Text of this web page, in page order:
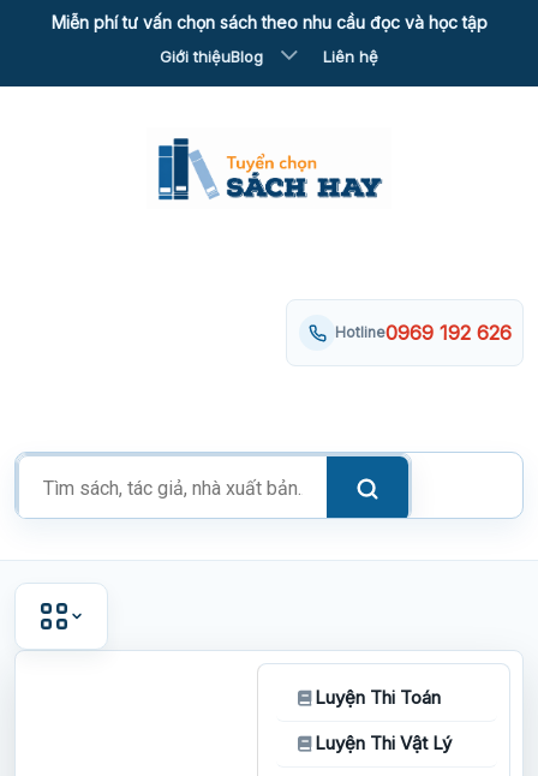
Miễn phí tư vấn chọn sách theo nhu cầu đọc và học tập
Giới thiệuBlog Liên hệ
Tìm
kiếm
phẩm
Hotline0969 192 626
Luyện Thi Toán
Luyện Thi Vật Lý